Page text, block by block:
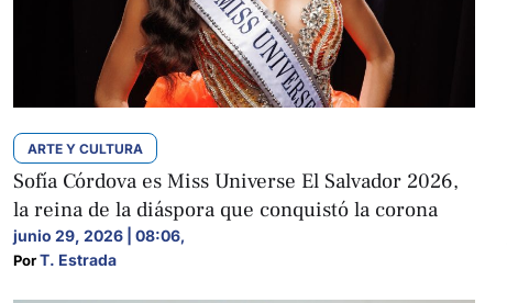
ARTE Y CULTURA
Sofía Córdova es Miss Universe El Salvador 2026,
la reina de la diáspora que conquistó la corona
junio 29, 2026 | 08:06,
Por T. Estrada